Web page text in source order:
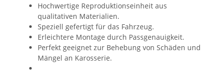
Hochwertige Reproduktionseinheit aus
qualitativen Materialien.
Speziell gefertigt für das Fahrzeug.
Erleichtere Montage durch Passgenauigkeit.
Perfekt geeignet zur Behebung von Schäden und
Mängel an Karosserie.